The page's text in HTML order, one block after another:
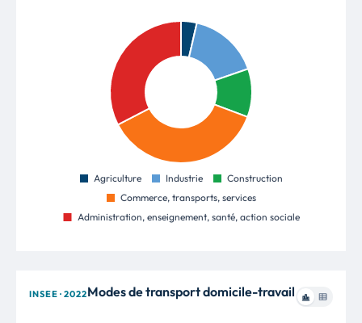
INSEE · 2022Modes de transport domicile-travail